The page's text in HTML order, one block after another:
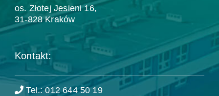
os. Złotej Jesieni 16,
31-828 Kraków
Kontakt:
Tel.: 012 644 50 19